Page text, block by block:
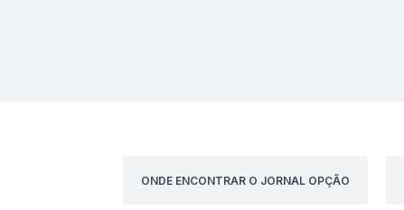
ONDE ENCONTRAR O JORNAL OPÇÃO